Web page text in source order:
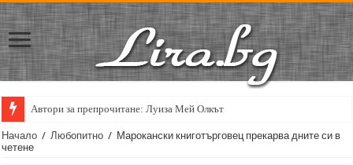
Автори за препрочитане: Луиза Мей Олкът
Начало / Любопитно / Марокански книготърговец прекарва дните си в
четене